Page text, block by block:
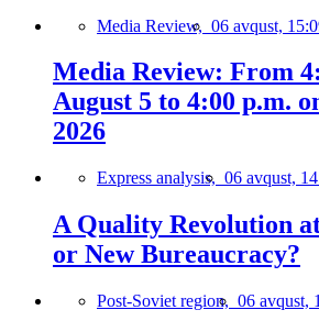
Media Review, 06 avqust,
Media Review: From
August 5 to 4:00 p.m.
2026
Express analysis, 06 avqust,
A Quality Revolution
or New Bureaucracy?
Post-Soviet region, 06 avqust,